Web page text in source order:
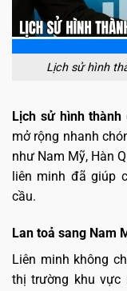
Lịch sử hình
Lịch sử hình thành
mở rộng nhanh
như Nam Mỹ, Hàn
liên minh đã giúp
cầu.
Lan toả sang Nam
Liên minh không
thị trường khu vực